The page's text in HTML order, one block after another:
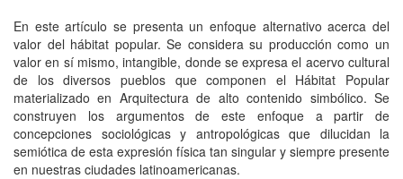
En este artículo se presenta un enfoque alternativo acerca del
valor del hábitat popular. Se considera su producción como un
valor en sí mismo, intangible, donde se expresa el acervo cultural
de los diversos pueblos que componen el Hábitat Popular
materializado en Arquitectura de alto contenido simbólico. Se
construyen los argumentos de este enfoque a partir de
concepciones sociológicas y antropológicas que dilucidan la
semiótica de esta expresión física tan singular y siempre presente
en nuestras ciudades latinoamericanas.